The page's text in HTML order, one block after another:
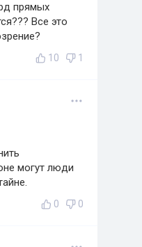
прямых
Все это
10 1
могут люди
0 0